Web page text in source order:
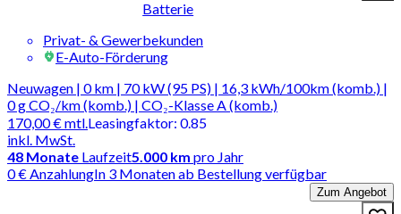
Batterie
Privat- & Gewerbekunden
E-Auto-Förderung
Neuwagen | 0 km | 70 kW (95 PS) | 16,3 kWh/100km (komb.) |
0 g CO₂/km (komb.) | CO₂-Klasse A (komb.)
170,00 €mtl.
inkl. MwSt.
Leasingfaktor: 0.85
48 Monate Laufzeit5.000 km pro Jahr
0 € AnzahlungIn 3 Monaten ab Bestellung verfügbar
Zum Angebot